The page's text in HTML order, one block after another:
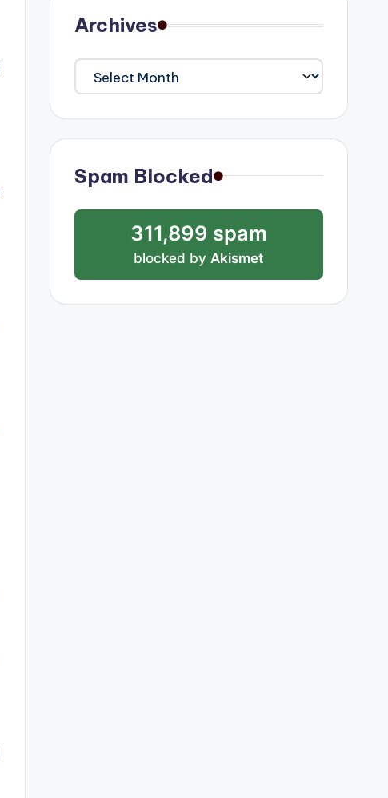
Archives
Archives
Spam Blocked
311,899 spam
blocked byAkismet